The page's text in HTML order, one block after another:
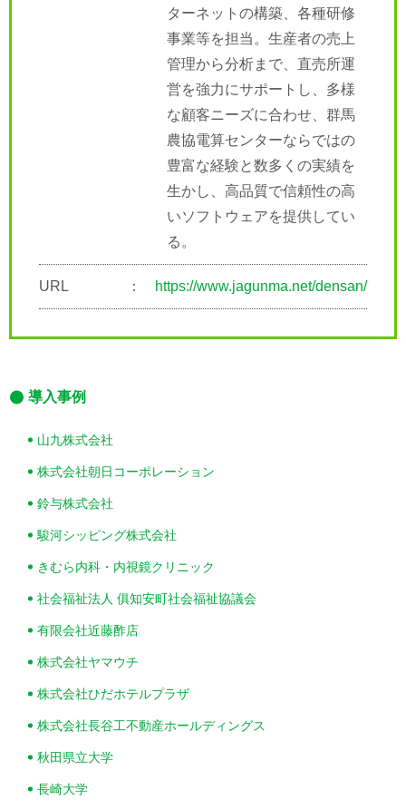
ターネットの構築、各種研修
事業等を担当。生産者の売上
管理から分析まで、直売所運
営を強力にサポートし、多様
な顧客ニーズに合わせ、群馬
農協電算センターならではの
豊富な経験と数多くの実績を
生かし、高品質で信頼性の高
いソフトウェアを提供してい
る。
URL https://www.jagunma.net/densan/
導入事例
山九株式会社
株式会社朝日コーポレーション
鈴与株式会社
駿河シッピング株式会社
きむら内科・内視鏡クリニック
社会福祉法人 俱知安町社会福祉協議会
有限会社近藤酢店
株式会社ヤマウチ
株式会社ひだホテルプラザ
株式会社長谷工不動産ホールディングス
秋田県立大学
長崎大学